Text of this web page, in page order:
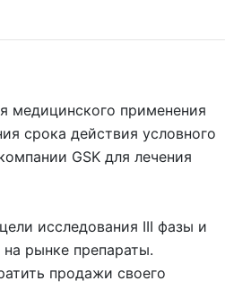
медицинского применения
срока действия условного
GSK для лечения
исследования III фазы и
рынке препараты.
продажи своего